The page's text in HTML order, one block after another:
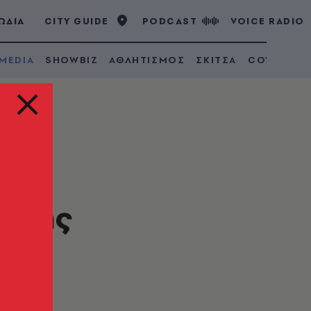
CITY GUIDE PODCAST VOICE RADIO
SHOWBIZ ΑΘΛΗΤΙΣΜΟΣ ΣΚΙΤΣΑ COVID 19
της